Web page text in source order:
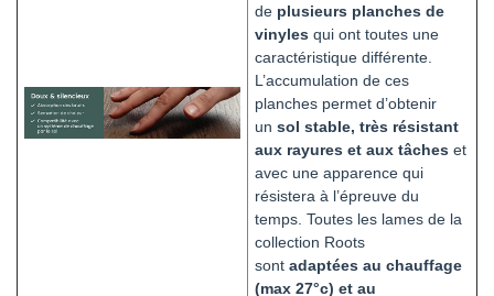
de plusieurs planches de
vinyles qui ont toutes une
caractéristique différente.
L’accumulation de ces
planches permet d’obtenir
un sol stable, très résistant
aux rayures et aux tâches et
avec une apparence qui
résistera à l’épreuve du
temps. Toutes les lames de la
collection Roots
sont adaptées au chauffage
(max 27°c) et au